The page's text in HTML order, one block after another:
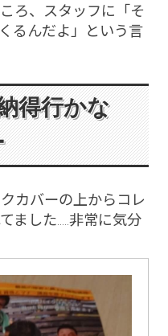
ろ、スタッフに「そ
るんだよ」という言
得行かな
カバーの上からコレ
ました.....非常に気分